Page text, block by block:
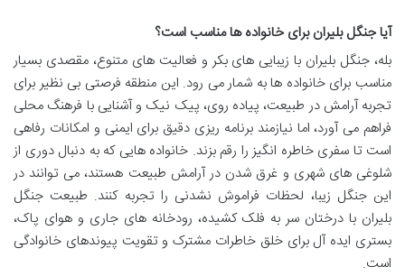
آیا جنگل بلیران برای خانواده ها مناسب است؟
بله، جنگل بلیران با زیبایی های بکر و فعالیت های متنوع، مقصدی بسیار
مناسب برای خانواده ها به شمار می رود. این منطقه فرصتی بی نظیر برای
تجربه آرامش در طبیعت، پیاده روی، پیک نیک و آشنایی با فرهنگ محلی
فراهم می آورد، اما نیازمند برنامه ریزی دقیق برای ایمنی و امکانات رفاهی
است تا سفری خاطره انگیز را رقم بزند. خانواده هایی که به دنبال دوری از
شلوغی های شهری و غرق شدن در آرامش طبیعت هستند، می توانند در
این جنگل زیبا، لحظات فراموش نشدنی را تجربه کنند. طبیعت جنگل
بلیران با درختان سر به فلک کشیده، رودخانه های جاری و هوای پاک،
بستری ایده آل برای خلق خاطرات مشترک و تقویت پیوندهای خانوادگی
است.